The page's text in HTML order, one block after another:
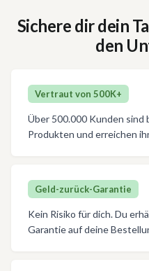
Sichere dir dein
den
Vertraut von 500K+
Über 500.000 Kunden
Produkten und erreichen
Geld-zurück-Garantie
Kein Risiko für dich. Du
Garantie auf deine